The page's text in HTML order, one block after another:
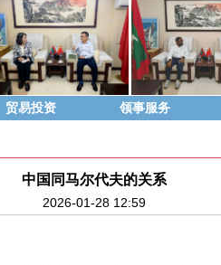
贸易投资 领事服务
中国同马尔代夫的关系
2026-01-28 12:59